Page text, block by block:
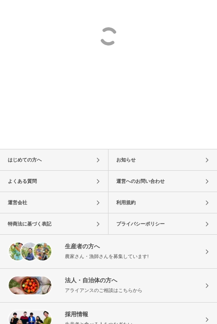
はじめての方へ お知らせ
よくある質問 運営へのお問い合わせ
運営会社 利用規約
特商法に基づく表記 プライバシーポリシー
生産者の方へ
農家さん・漁師さんを募集しています!
法人・自治体の方へ
アライアンスのご相談はこちらから
採用情報